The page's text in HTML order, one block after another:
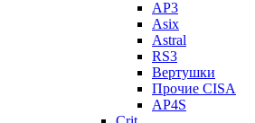
AP3
Asix
Astral
RS3
Вертушки
Прочие CISA
AP4S